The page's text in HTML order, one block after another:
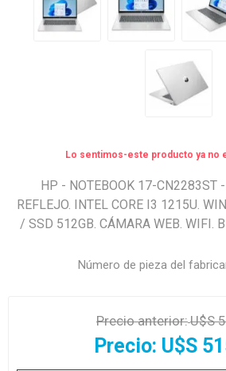
Lo sentimos-este producto ya no
HP - NOTEBOOK 17-CN2283ST
REFLEJO. INTEL CORE I3 1215U.
/ SSD 512GB. CÁMARA WEB. WIFI.
Número de pieza del
Precio anterior:U$S
Precio: U$S